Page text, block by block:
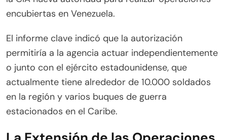
encubiertas en Venezuela.
El informe clave indicó que la autorización
permitiría a la agencia actuar independientemente
o junto con el ejército estadounidense, que
actualmente tiene alrededor de 10.000 soldados
en la región y varios buques de guerra
estacionados en el Caribe.